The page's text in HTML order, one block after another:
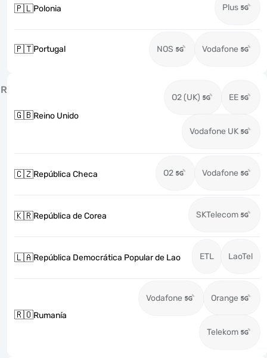
🇵🇱Polonia Plus
🇵🇹Portugal NOS Vodafone
R
🇬🇧Reino Unido
O2 (UK) EE
Vodafone UK
🇨🇿República Checa O2 Vodafone
🇰🇷República de Corea SKTelecom
🇱🇦República Democrática Popular de Lao ETL LaoTel
🇷🇴Rumanía
Vodafone Orange
Telekom